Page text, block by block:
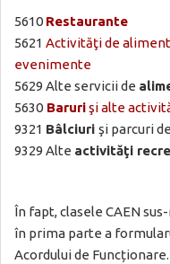
5610 Restaurante
5621 Activităţi de
evenimente
5629 Alte servicii de
5630 Barurişi alte
9321 Bâlciuri şi parcuri
9329 Alte activităţi
În fapt, clasele CAEN
în prima parte a
Acordului de Funcționare.